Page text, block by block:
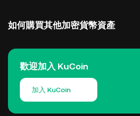
如何購買其他加密貨幣資產
歡迎加入 KuCoin
加入 KuCoin